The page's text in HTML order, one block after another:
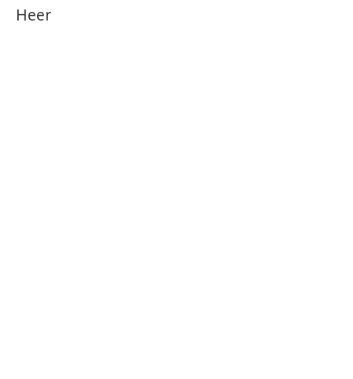
Heer